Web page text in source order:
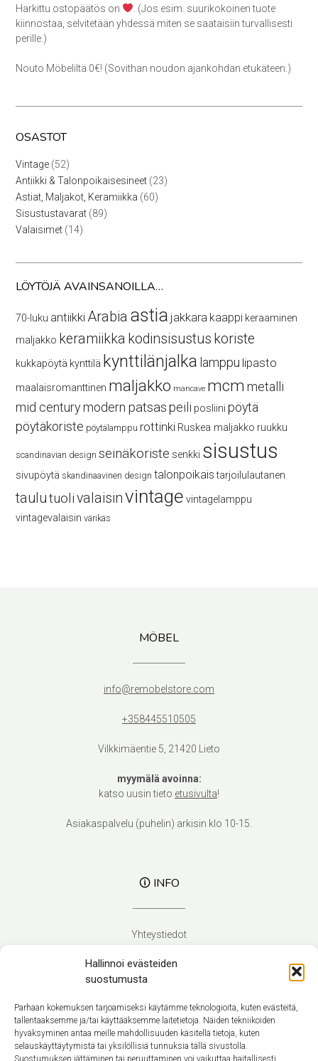
Hallinnoi evästeiden
suostumusta
Parhaan kokemuksen tarjoamiseksi käytämme teknologioita, kuten evästeitä,
tallentaaksemme ja/tai käyttääksemme laitetietoja. Näiden tekniikoiden
hyväksyminen antaa meille mahdollisuuden käsitellä tietoja, kuten
selauskäyttäytymistä tai yksilöllisiä tunnuksia tällä sivustolla.
Suostumuksen jättäminen tai peruuttaminen voi vaikuttaa haitallisesti
Harkittu ostopäätös on
. (Jos esim. suurikokoinen tuote
kiinnostaa, selvitetään yhdessä miten se saataisiin turvallisesti
perille.)
Nouto Möbeliltä 0€! (Sovithan noudon ajankohdan etukäteen.)
OSASTOT
Vintage 5252
tuotetta
Antiikki & Talonpoikaisesineet 2323
Astiat, Maljakot, Keramiikka 6060
Sisustustavarat 8989
Valaisimet 1414
LÖYTÖJÄ AVAINSANOILLA…
70-luku antiikki Arabia astia jakkara kaappi keraaminen
maljakko keramiikka kodinsisustus koriste
kukkapöytä kynttilä kynttilänjalka lamppu lipasto
maalaisromanttinen maljakko mancave mcm metalli
mid century modern patsaspeili posliini pöytä
pöytäkoriste pöytälamppu rottinki Ruskea maljakko ruukku
scandinavian design seinäkoriste senkki sisustus
sivupöytä skandinaavinen design talonpoikais tarjoilulautanen
taulutuolivalaisinvintage vintagelamppu
vintagevalaisin värikäs
MÖBEL
info@remobelstore.com
+358445510505
Vilkkimäentie 5, 21420 Lieto
myymälä avoinna:
katso uusin tieto etusivulta!
Asiakaspalvelu (puhelin) arkisin klo 10-15.
🛈 INFO
Yhteystiedot
Toimitusehdot
Tietosuojaseloste
Suomi